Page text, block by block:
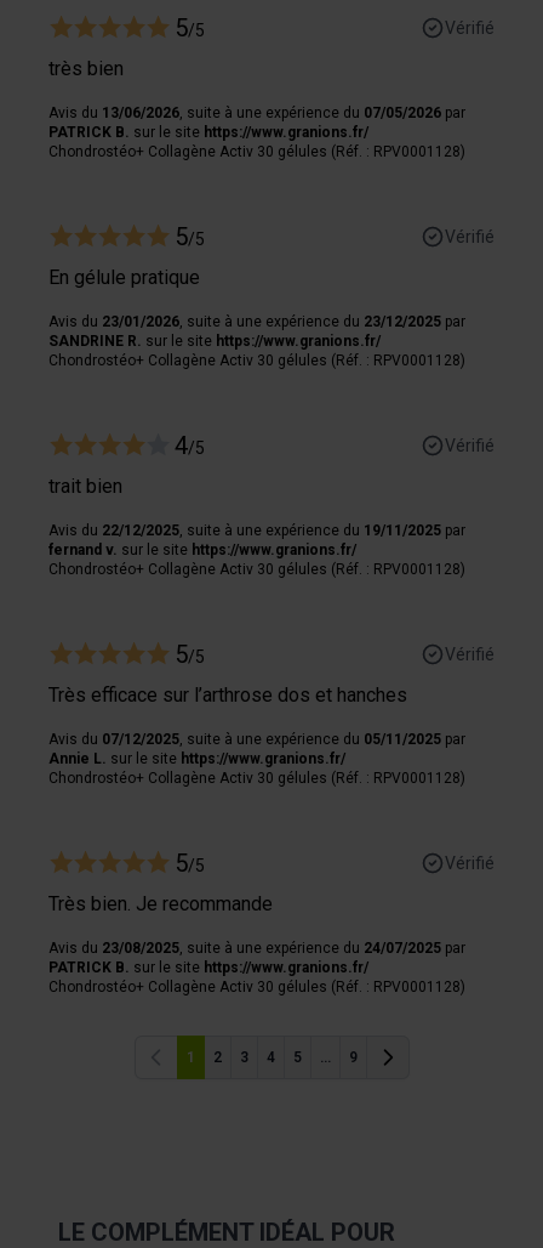
5/5 Vérifié
très bien
Avis du 13/06/2026 , suite à une expérience du 07/05/2026 par
PATRICK B.
sur le site https://www.granions.fr/
Chondrostéo+ Collagène Activ 30 gélules (Réf. : RPV0001128)
5/5 Vérifié
En gélule pratique
Avis du 23/01/2026 , suite à une expérience du 23/12/2025 par
SANDRINE R.
sur le site https://www.granions.fr/
Chondrostéo+ Collagène Activ 30 gélules (Réf. : RPV0001128)
4/5 Vérifié
trait bien
Avis du 22/12/2025 , suite à une expérience du 19/11/2025 par
fernand v. sur le site https://www.granions.fr/
Chondrostéo+ Collagène Activ 30 gélules (Réf. : RPV0001128)
5/5 Vérifié
Très efficace sur l’arthrose dos et hanches
Avis du 07/12/2025 , suite à une expérience du 05/11/2025 par
Annie L.
sur le site https://www.granions.fr/
Chondrostéo+ Collagène Activ 30 gélules (Réf. : RPV0001128)
5/5 Vérifié
Très bien. Je recommande
Avis du 23/08/2025 , suite à une expérience du 24/07/2025 par
PATRICK B.
sur le site https://www.granions.fr/
Chondrostéo+ Collagène Activ 30 gélules (Réf. : RPV0001128)
Précédent
1 2 3 4 5 9
Précédent
LE COMPLÉMENT IDÉAL POUR